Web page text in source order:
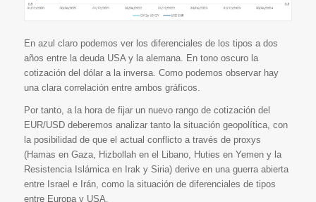
En azul claro podemos ver los diferenciales de los tipos a dos
años entre la deuda USA y la alemana. En tono oscuro la
cotización del dólar a la inversa. Como podemos observar hay
una clara correlación entre ambos gráficos.
Por tanto, a la hora de fijar un nuevo rango de cotización del
EUR/USD deberemos analizar tanto la situación geopolítica, con
la posibilidad de que el actual conflicto a través de proxys
(Hamas en Gaza, Hizbollah en el Libano, Huties en Yemen y la
Resistencia Islámica en Irak y Siria) derive en una guerra abierta
entre Israel e Irán, como la situación de diferenciales de tipos
entre Europa y USA.